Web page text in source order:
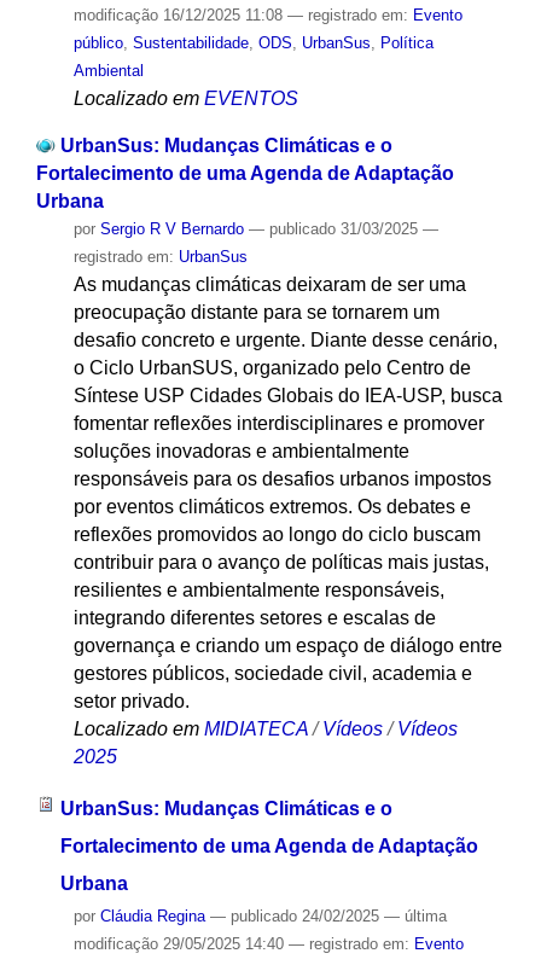
modificação16/12/2025 11:08 — registrado em: Evento
público, Sustentabilidade, ODS, UrbanSus, Política
Ambiental
Localizado em EVENTOS
UrbanSus: Mudanças Climáticas e o
Fortalecimento de uma Agenda de Adaptação
Urbana
por Sergio R V Bernardo — publicado31/03/2025 —
registrado em: UrbanSus
As mudanças climáticas deixaram de ser uma
preocupação distante para se tornarem um
desafio concreto e urgente. Diante desse cenário,
o Ciclo UrbanSUS, organizado pelo Centro de
Síntese USP Cidades Globais do IEA-USP, busca
fomentar reflexões interdisciplinares e promover
soluções inovadoras e ambientalmente
responsáveis para os desafios urbanos impostos
por eventos climáticos extremos. Os debates e
reflexões promovidos ao longo do ciclo buscam
contribuir para o avanço de políticas mais justas,
resilientes e ambientalmente responsáveis,
integrando diferentes setores e escalas de
governança e criando um espaço de diálogo entre
gestores públicos, sociedade civil, academia e
setor privado.
Localizado em MIDIATECA /Vídeos /Vídeos
2025
UrbanSus: Mudanças Climáticas e o
Fortalecimento de uma Agenda de Adaptação
Urbana
por Cláudia Regina — publicado24/02/2025 — última
modificação29/05/2025 14:40 — registrado em: Evento